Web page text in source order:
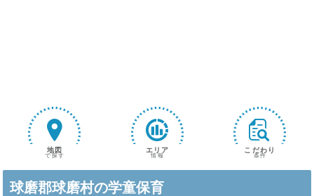
地図
で探す
エリア
情報
こだわり
条件
球磨郡球磨村の学童保育